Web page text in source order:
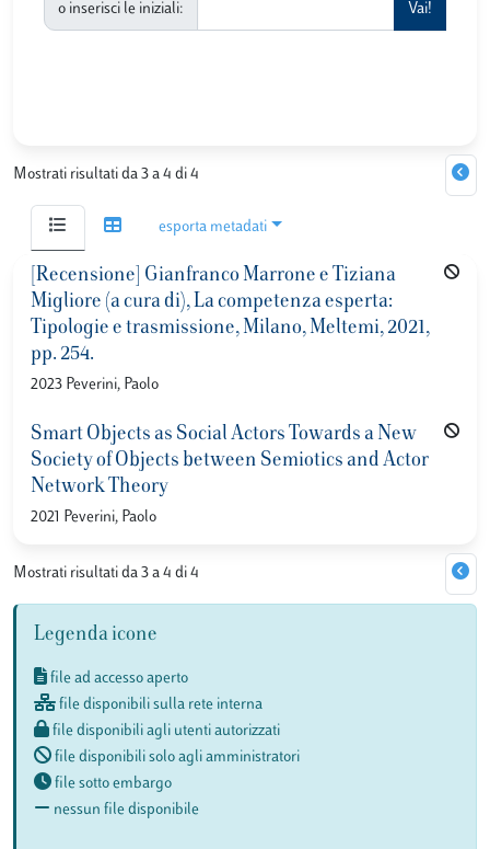
o inserisci le iniziali:
Mostrati risultati da 3 a 4 di 4
esporta metadati
[Recensione] Gianfranco Marrone e Tiziana
Migliore (a cura di), La competenza esperta:
Tipologie e trasmissione, Milano, Meltemi, 2021,
pp. 254.
2023 Peverini, Paolo
Smart Objects as Social Actors Towards a New
Society of Objects between Semiotics and Actor
Network Theory
2021 Peverini, Paolo
Mostrati risultati da 3 a 4 di 4
Legenda icone
file ad accesso aperto
file disponibili sulla rete interna
file disponibili agli utenti autorizzati
file disponibili solo agli amministratori
file sotto embargo
nessun file disponibile